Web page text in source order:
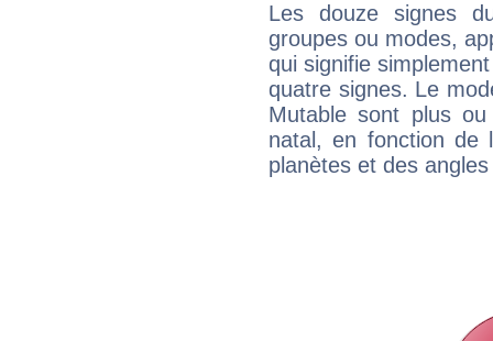
Les douze signes
groupes ou modes,
qui signifie
quatre signes. Le
Mutable sont plus
natal, en fonction de
planètes et des